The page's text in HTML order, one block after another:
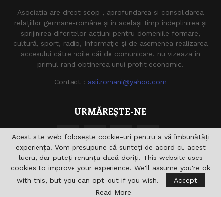
Asociaţia are drept scop , aprofundarea si consolidarea
relaţiilor germane-române şi în acelaşi timp îndeplinirea şi
sprijinirea diferitelor acţiuni pentru domeniile formare,
cultură, sport, radio, Informaţie şi de asemenea realizarea
accesului către noile căi de comunicare. nu vizeaza in
primul rand obtinerea unui profit economic.
Contact : asii.romani@yahoo.com
URMĂREȘTE-NE
@2021 - asiiromani.eu. Toate drepturile rezervate.
Acest site web folosește cookie-uri pentru a vă îmbunătăți
experiența. Vom presupune că sunteți de acord cu acest
lucru, dar puteți renunța dacă doriți. This website uses
cookies to improve your experience. We'll assume you're ok
with this, but you can opt-out if you wish.
Accept
Read More